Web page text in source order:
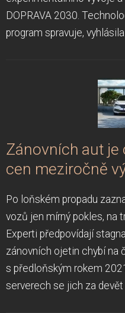
DOPRAVA 2030.
program spravuje,
Zánovních aut je
cen meziročně
Po loňském propadu
vozů jen mírný pokles, na
Experti předpovídají
zánovních ojetin chybí na
s předloňským rokem
serverech se jich za devět